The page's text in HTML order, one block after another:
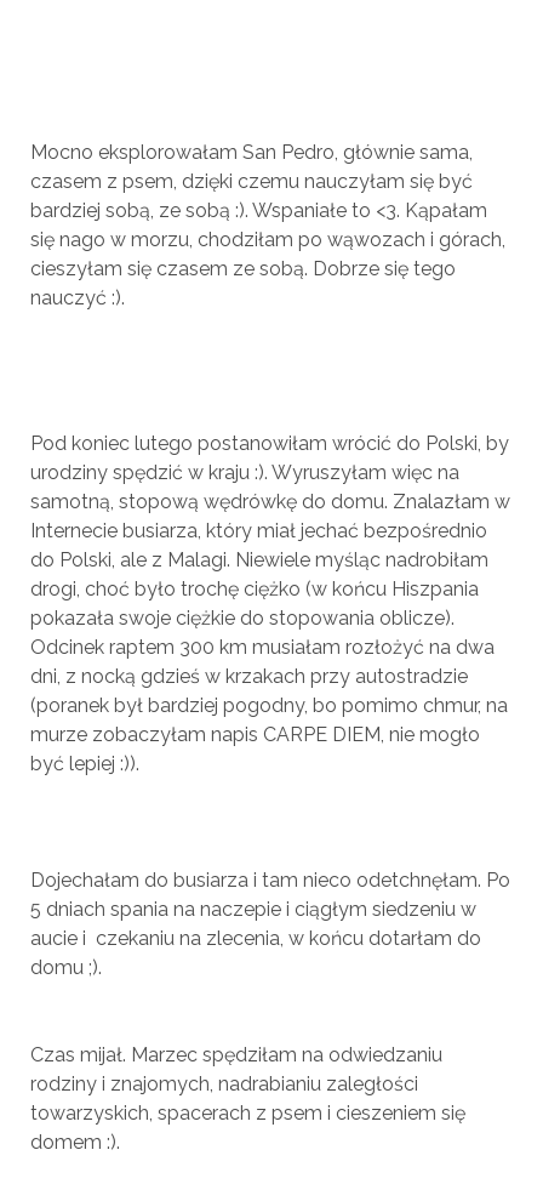
Mocno eksplorowałam San Pedro, głównie sama,
czasem z psem, dzięki czemu nauczyłam się być
bardziej sobą, ze sobą :). Wspaniałe to <3. Kąpałam
się nago w morzu, chodziłam po wąwozach i górach,
cieszyłam się czasem ze sobą. Dobrze się tego
nauczyć :).
Pod koniec lutego postanowiłam wrócić do Polski, by
urodziny spędzić w kraju :). Wyruszyłam więc na
samotną, stopową wędrówkę do domu. Znalazłam w
Internecie busiarza, który miał jechać bezpośrednio
do Polski, ale z Malagi. Niewiele myśląc nadrobiłam
drogi, choć było trochę ciężko (w końcu Hiszpania
pokazała swoje ciężkie do stopowania oblicze).
Odcinek raptem 300 km musiałam rozłożyć na dwa
dni, z nocką gdzieś w krzakach przy autostradzie
(poranek był bardziej pogodny, bo pomimo chmur, na
murze zobaczyłam napis CARPE DIEM, nie mogło
być lepiej :)).
Dojechałam do busiarza i tam nieco odetchnęłam. Po
5 dniach spania na naczepie i ciągłym siedzeniu w
aucie i czekaniu na zlecenia, w końcu dotarłam do
domu ;).
Czas mijał. Marzec spędziłam na odwiedzaniu
rodziny i znajomych, nadrabianiu zaległości
towarzyskich, spacerach z psem i cieszeniem się
domem :).